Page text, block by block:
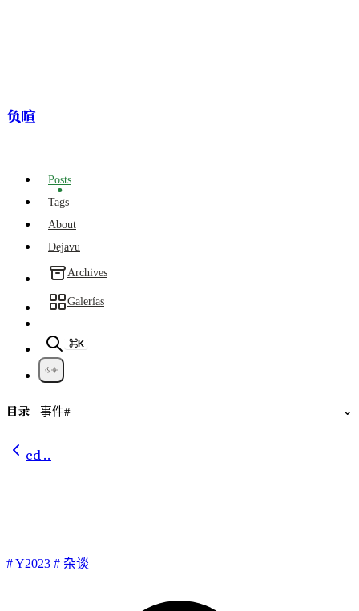
负暄
Posts
Tags
About
Dejavu
Archives
Galerías
⌘K
目录 事件# ⌄
cd ..
#Y2023 # 杂谈